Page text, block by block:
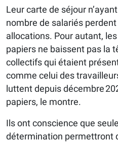
Leur carte de séjour
nombre de salariés
allocations. Pour autant,
papiers ne baissent pas la
collectifs qui étaient
comme celui des
luttent depuis décembre
papiers, le montre.
Ils ont conscience que
détermination permettront